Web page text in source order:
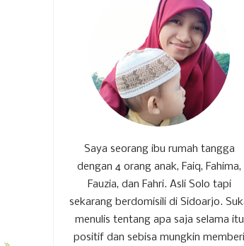
Saya seorang ibu rumah tangga
dengan 4 orang anak, Faiq, Fahima,
Fauzia, dan Fahri. Asli Solo tapi
sekarang berdomisili di Sidoarjo.
menulis tentang apa saja selama itu
positif dan sebisa mungkin memberi